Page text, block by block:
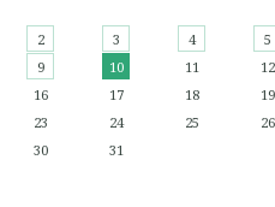
2
3 4 5
9
10 11 12
16
17 18 19
23
24 25 26
30
31